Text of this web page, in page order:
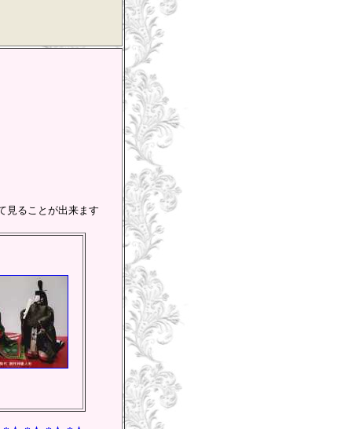
ることが出来ます